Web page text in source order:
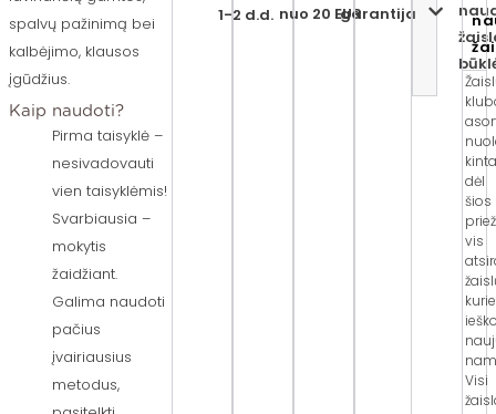
spalvų pažinimą bei
kalbėjimo, klausos
įgūdžius.
Kaip naudoti?
Pirma taisyklė –
nesivadovauti
vien taisyklėmis!
Svarbiausia –
mokytis
žaidžiant.
Galima naudoti
pačius
įvairiausius
metodus,
1-2 d.d. nuo 20 EURgarantija
dėl
šios
vis
Visi